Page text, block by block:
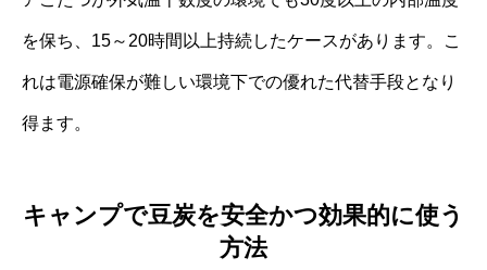
を保ち、15～20時間以上持続したケースがあります。こ
れは電源確保が難しい環境下での優れた代替手段となり
得ます。
キャンプで豆炭を安全かつ効果的に使う
方法